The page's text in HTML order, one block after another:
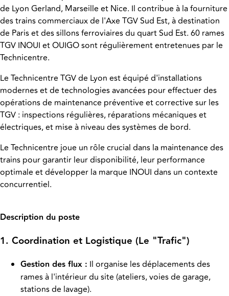
de Lyon Gerland, Marseille et Nice. Il contribue à la fourniture
des trains commerciaux de l'Axe TGV Sud Est, à destination
de Paris et des sillons ferroviaires du quart Sud Est. 60 rames
TGV INOUI et OUIGO sont régulièrement entretenues par le
Technicentre.
Le Technicentre TGV de Lyon est équipé d'installations
modernes et de technologies avancées pour effectuer des
opérations de maintenance préventive et corrective sur les
TGV : inspections régulières, réparations mécaniques et
électriques, et mise à niveau des systèmes de bord.
Le Technicentre joue un rôle crucial dans la maintenance des
trains pour garantir leur disponibilité, leur performance
optimale et développer la marque INOUI dans un contexte
concurrentiel.
Description du poste
1. Coordination et Logistique (Le "Trafic")
Gestion des flux : Il organise les déplacements des
rames à l'intérieur du site (ateliers, voies de garage,
stations de lavage).